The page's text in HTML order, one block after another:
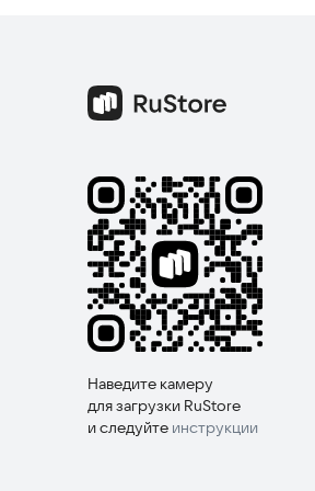
Наведите камеру
для загрузки RuStore
и следуйте инструкции